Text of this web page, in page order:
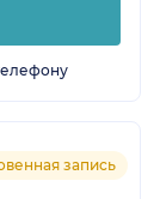
запись